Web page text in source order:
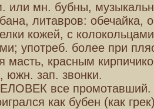
или мн. бубны,
литавров: обечайка,
кожей, с
употреб. более при
масть, красным
южн. зап. звонки.
все промотавший.
как бубен (как